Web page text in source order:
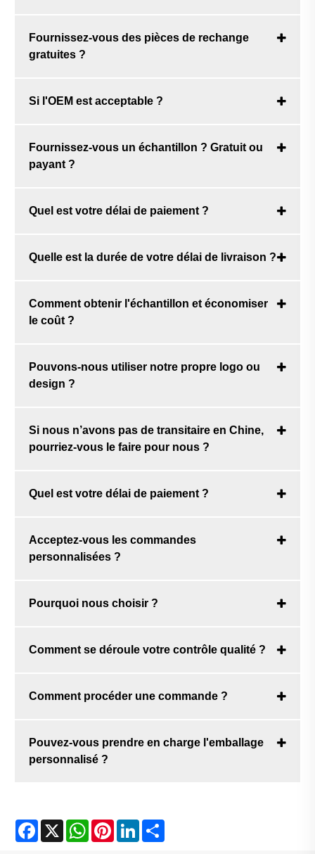
Fournissez-vous des pièces de rechange
gratuites ?
Si l'OEM est acceptable ?
Fournissez-vous un échantillon ? Gratuit ou
payant ?
Quel est votre délai de paiement ?
Quelle est la durée de votre délai de livraison ?
Comment obtenir l'échantillon et économiser
le coût ?
Pouvons-nous utiliser notre propre logo ou
design ?
Si nous n’avons pas de transitaire en Chine,
pourriez-vous le faire pour nous ?
Quel est votre délai de paiement ?
Acceptez-vous les commandes
personnalisées ?
Pourquoi nous choisir ?
Comment se déroule votre contrôle qualité ?
Comment procéder une commande ?
Pouvez-vous prendre en charge l'emballage
personnalisé ?
Facebook
X WhatsApp
PinterestLinkedIn